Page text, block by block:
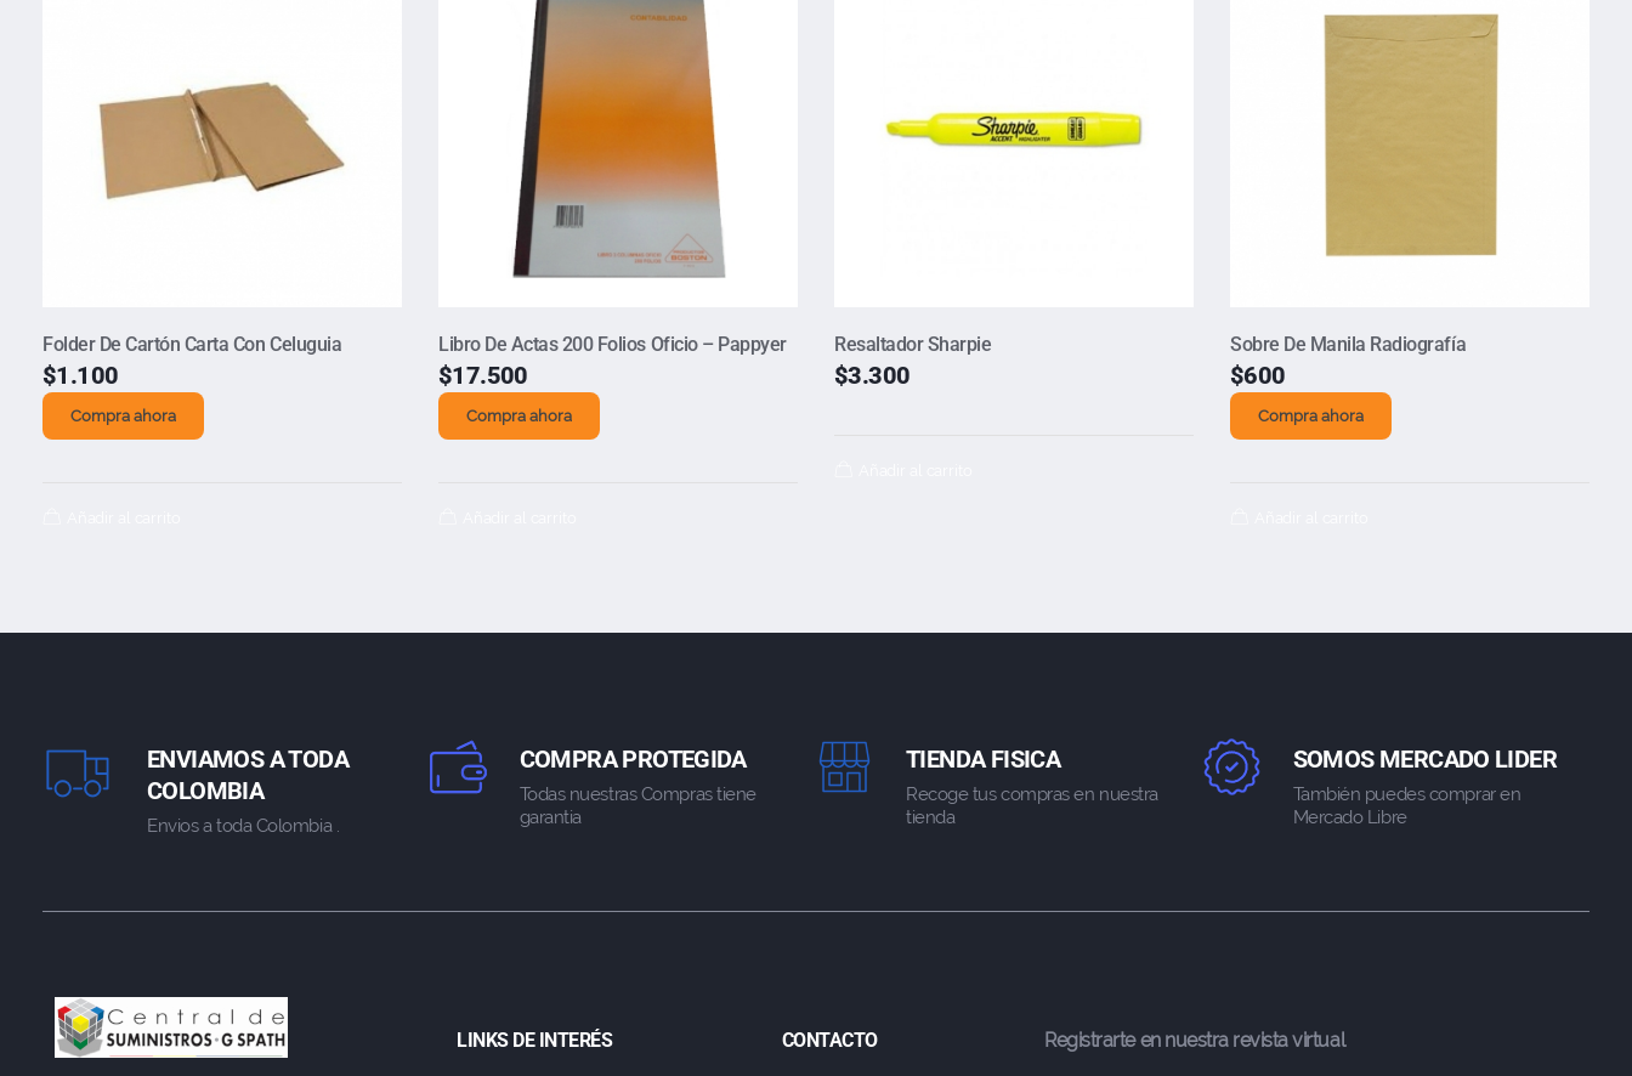
Folder De Cartón Carta Con Celuguia
$1.100
Compra ahora
Libro De Actas 200 Folios Oficio – Pappyer
$17.500
Compra ahora
Resaltador Sharpie
$3.300
Sobre De Manila Radiografía
$600
Compra ahora
ENVIAMOS A TODA
COLOMBIA
Envios a toda Colombia .
COMPRA PROTEGIDA
Todas nuestras Compras tiene
garantia
TIENDA FISICA
Recoge tus compras en nuestra
tienda
SOMOS MERCADO LIDER
También puedes comprar en
Mercado Libre
LINKS DE INTERÉS CONTACTO Registrarte en nuestra revista virtual